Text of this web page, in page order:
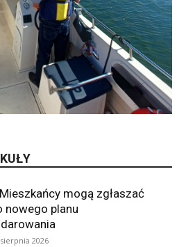
mogą zgłaszać
nowego planu
2026